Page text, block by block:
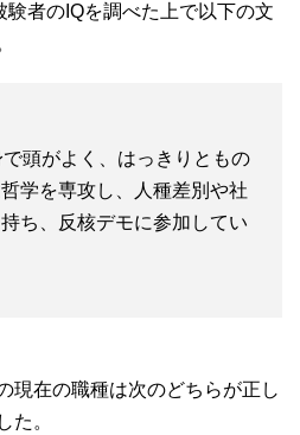
験者のIQを調べた上で以下の文
で頭がよく、はっきりともの
学を専攻し、人種差別や社
ち、反核デモに参加してい
現在の職種は次のどちらが正し
た。